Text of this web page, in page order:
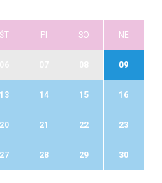
ŠT PI SO NE
09
13 14 15 16
20 21 22 23
27 28 29 30